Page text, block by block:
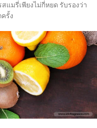
มรี่เพียงไม่กี่หยด รับรองว่า
รั้ง